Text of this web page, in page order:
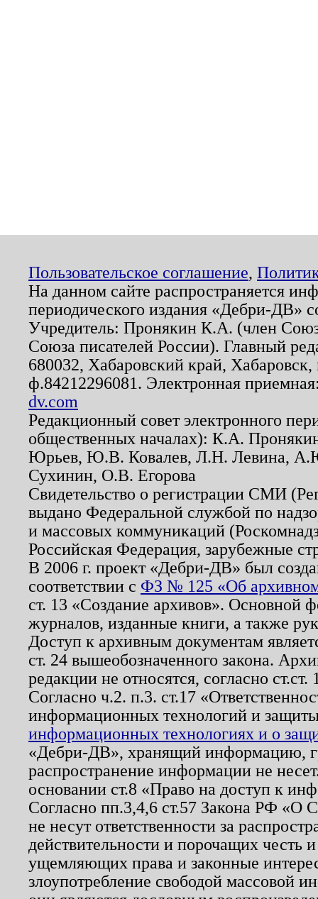
Пользовательское соглашение,
На данном сайте распространяется
периодического издания «Дебри-ДВ»
Учредитель: Пронякин К.А. (член
Союза писателей России). Главный
680032, Хабаровский край,
ф.84212296081. Электронная
dv.com
Редакционный совет электронного
общественных началах): К.А.
Юрьев, Ю.В. Ковалев, Л.Н. Левина,
Сухинин, О.В. Егорова
Свидетельство о регистрации СМИ
выдано Федеральной службой по
и массовых коммуникаций
Российская Федерация, зарубежные
В 2006 г. проект «Дебри-ДВ» был
соответствии с ФЗ № 125 «Об
ст. 13 «Создание архивов». Основной
журналов, изданные книги, а также
Доступ к архивным документам
ст. 24 вышеобозначенного закона.
редакции не относятся, согласно
Согласно ч.2. п.3. ст.17
информационных технологий и
информационных технологиях и о
«Дебри-ДВ», хранящий информацию,
распространение информации не
основании ст.8 «Право на доступ к
Согласно пп.3,4,6 ст.57 Закона РФ «О
не несут ответственности за
действительности и порочащих честь
ущемляющих права и законные
злоупотребление свободой массовой